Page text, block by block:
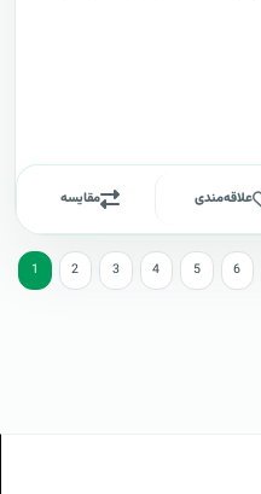
علاقه‌مندی مقایسه
1 2 3 4 5 6